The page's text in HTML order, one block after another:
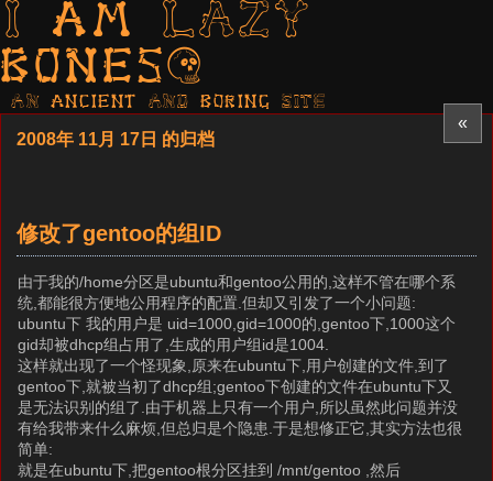
I am LAZY
bones?
AN ancient AND boring SITE
«
2008年 11月 17日 的归档
修改了gentoo的组ID
由于我的/home分区是ubuntu和gentoo公用的,这样不管在哪个系
统,都能很方便地公用程序的配置.但却又引发了一个小问题:
ubuntu下 我的用户是 uid=1000,gid=1000的,gentoo下,1000这个
gid却被dhcp组占用了,生成的用户组id是1004.
这样就出现了一个怪现象,原来在ubuntu下,用户创建的文件,到了
gentoo下,就被当初了dhcp组;gentoo下创建的文件在ubuntu下又
是无法识别的组了.由于机器上只有一个用户,所以虽然此问题并没
有给我带来什么麻烦,但总归是个隐患.于是想修正它,其实方法也很
简单:
就是在ubuntu下,把gentoo根分区挂到 /mnt/gentoo ,然后